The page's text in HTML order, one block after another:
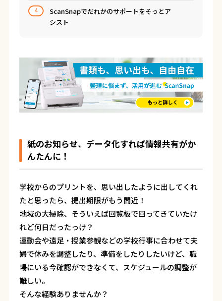
4
ScanSnapでだれかのサポートをそっとア
シスト
紙のお知らせ、データ化すれば情報共有がか
んたんに！
学校からのプリントを、思い出したように出してくれ
たと思ったら、提出期限がもう間近！
地域の大掃除、そういえば回覧板で回ってきていたけ
れど何日だったっけ？
運動会や遠足・授業参観などの学校行事に合わせて夫
婦で休みを調整したり、準備をしたりしたいけど、職
場にいる今確認ができなくて、スケジュールの調整が
難しい。
そんな経験ありませんか？